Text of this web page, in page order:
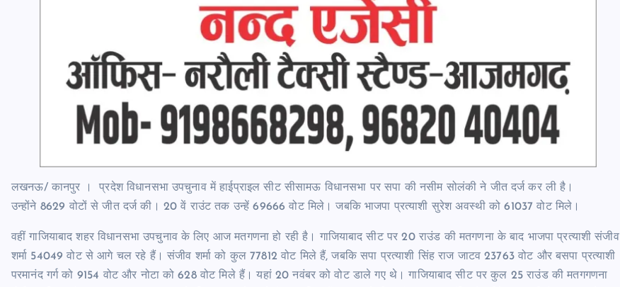
लखनऊ/ कानपुर । प्रदेश विधानसभा उपचुनाव में हाईप्राइल सीट सीसामऊ विधानसभा पर सपा की नसीम सोलंकी ने जीत दर्ज कर ली है।
उन्होंने 8629 वोटों से जीत दर्ज की। 20 वें राउंट तक उन्हें 69666 वोट मिले। जबकि भाजपा प्रत्याशी सुरेश अवस्थी को 61037 वोट मिले।
वहीं गाजियाबाद शहर विधानसभा उपचुनाव के लिए आज मतगणना हो रही है। गाजियाबाद सीट पर 20 राउंड की मतगणना के बाद भाजपा प्रत्याशी संजीव
शर्मा 54049 वोट से आगे चल रहे हैं। संजीव शर्मा को कुल 77812 वोट मिले हैं, जबकि सपा प्रत्याशी सिंह राज जाटव 23763 वोट और बसपा प्रत्याशी
परमानंद गर्ग को 9154 वोट और नोटा को 628 वोट मिले हैं। यहां 20 नवंबर को वोट डाले गए थे। गाजियाबाद सीट पर कुल 25 राउंड की मतगगणना